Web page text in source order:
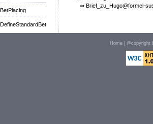
BetPlacing
DefineStandardBet
⇒ Brief_zu_Hugo@formel-
Home |